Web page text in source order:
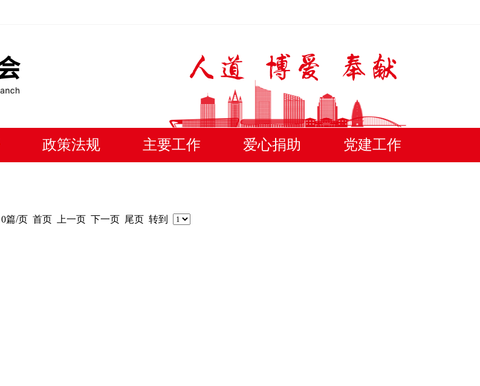
政策法规 主要工作 爱心捐助 党建工作
0篇/页 首页 上一页 下一页 尾页 转到